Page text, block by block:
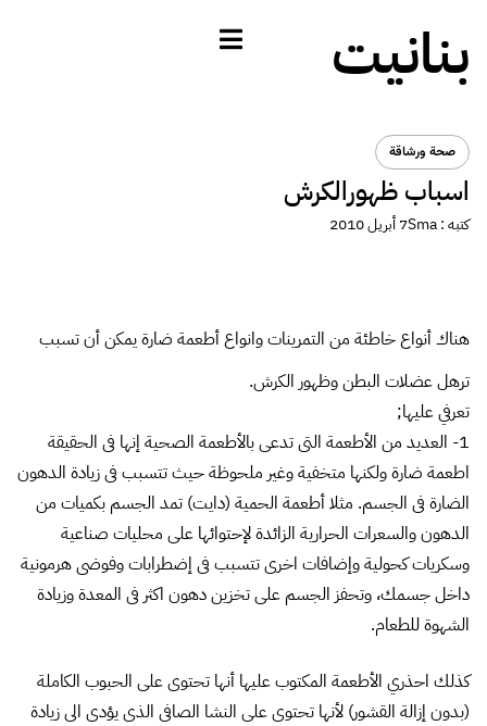
بنانيت
صحة ورشاقة
اسباب ظهورالكرش
كتبه :Sma7 أبريل 2010
هناك أنواع خاطئة من التمرينات وانواع أطعمة ضارة يمكن أن تسبب
ترهل عضلات البطن وظهور الكرش.
تعرفي عليها;
1- العديد من الأطعمة التى تدعى بالأطعمة الصحية إنها فى الحقيقة
اطعمة ضارة ولكنها متخفية وغير ملحوظة حيث تتسبب فى زيادة الدهون
الضارة فى الجسم. مثلا أطعمة الحمية (دايت) تمد الجسم بكميات من
الدهون والسعرات الحرارية الزائدة لإحتوائها على محليات صناعية
وسكريات كحولية وإضافات اخرى تتسبب فى إضطرابات وفوضى هرمونية
داخل جسمك، وتحفز الجسم على تخزين دهون اكثر فى المعدة وزيادة
الشهوة للطعام.
كذلك احذري الأطعمة المكتوب عليها أنها تحتوى على الحبوب الكاملة
(بدون إزالة القشور) لأنها تحتوى على النشا الصافى الذى يؤدى الى زيادة